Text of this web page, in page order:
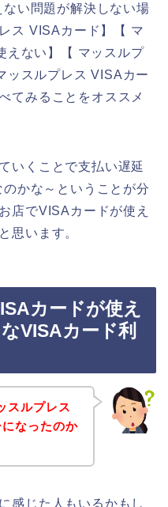
い問題が解決しない場
ス VISAカード】【 マ
ない】【 マッスルプ
スルプレス VISAカー
てみることをオススメ
いくことで支払い遅延
かな～ということが分
店でVISAカードが使え
思います。
カードが使え
VISAカード利
スルプレス
なったのか
感じた人もいるかもし